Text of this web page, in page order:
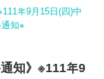
年9月15日(四)中
知※
知》※111年9